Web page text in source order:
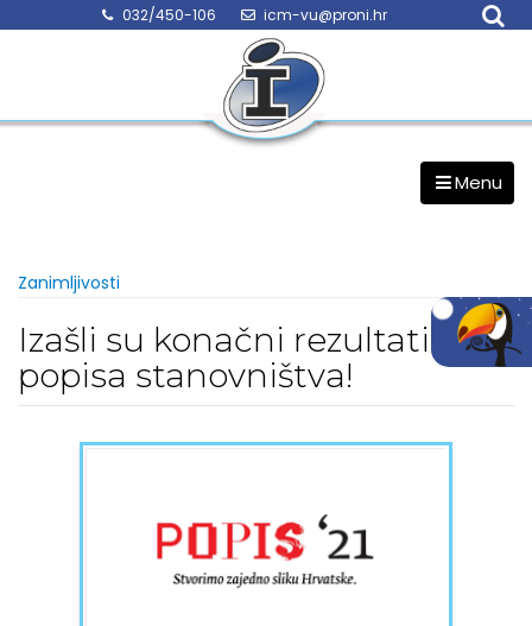
032/450-106 icm-vu@proni.hr
Menu
Zanimljivosti
Izašli su konačni rezultati
popisa stanovništva!